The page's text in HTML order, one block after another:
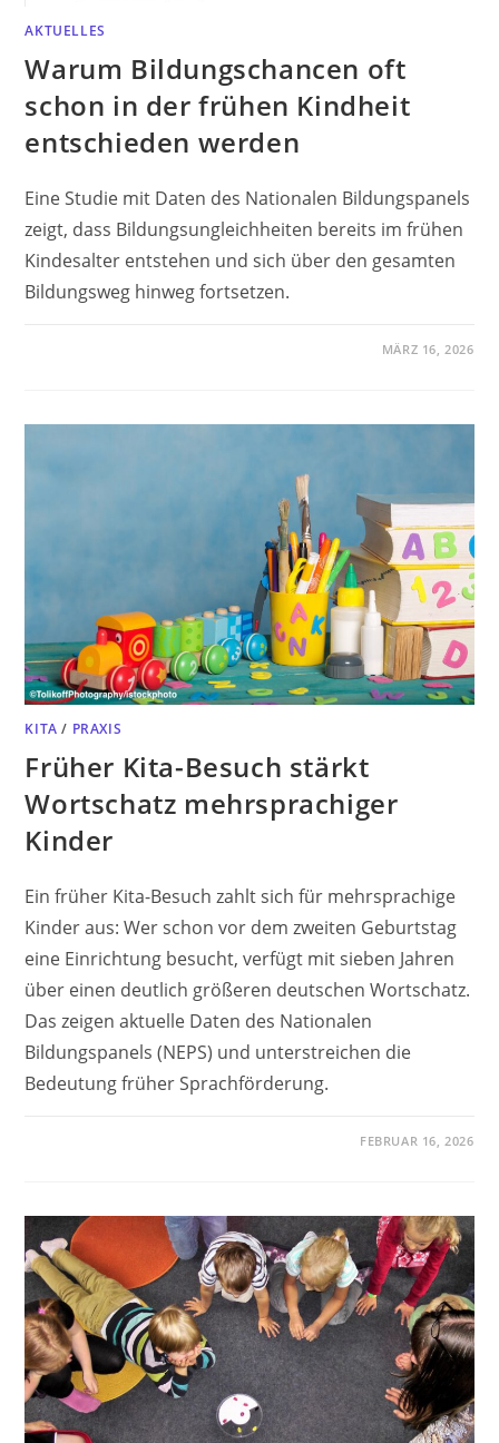
AKTUELLES
Warum Bildungschancen oft
schon in der frühen Kindheit
entschieden werden
Eine Studie mit Daten des Nationalen Bildungspanels
zeigt, dass Bildungsungleichheiten bereits im frühen
Kindesalter entstehen und sich über den gesamten
Bildungsweg hinweg fortsetzen.
MÄRZ 16, 2026
KITA / PRAXIS
Früher Kita-Besuch stärkt
Wortschatz mehrsprachiger
Kinder
Ein früher Kita-Besuch zahlt sich für mehrsprachige
Kinder aus: Wer schon vor dem zweiten Geburtstag
eine Einrichtung besucht, verfügt mit sieben Jahren
über einen deutlich größeren deutschen Wortschatz.
Das zeigen aktuelle Daten des Nationalen
Bildungspanels (NEPS) und unterstreichen die
Bedeutung früher Sprachförderung.
FEBRUAR 16, 2026